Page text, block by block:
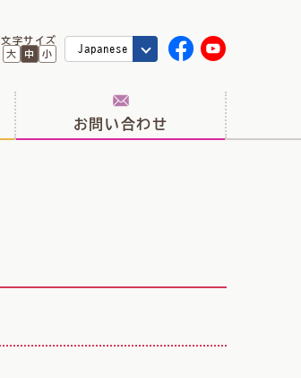
文字サイズ
大
中 小
お問い合わせ